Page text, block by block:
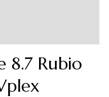
8.7 Rubio